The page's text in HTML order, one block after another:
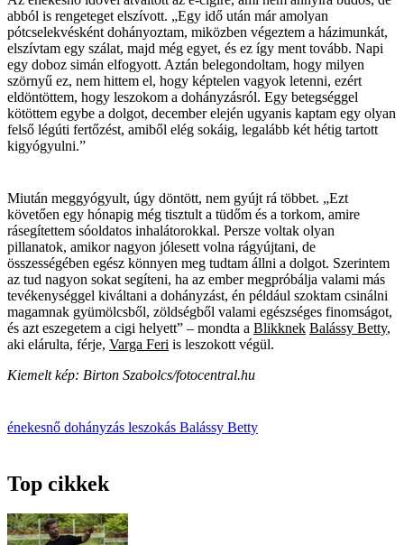
abból is rengeteget elszívott. „Egy idő után már amolyan
pótcselekvésként dohányoztam, miközben végeztem a házimunkát,
elszívtam egy szálat, majd még egyet, és ez így ment tovább. Napi
egy doboz simán elfogyott. Aztán belegondoltam, hogy milyen
szörnyű ez, nem hittem el, hogy képtelen vagyok letenni, ezért
eldöntöttem, hogy leszokom a dohányzásról. Egy betegséggel
kötöttem egybe a dolgot, december elején ugyanis kaptam egy olyan
felső légúti fertőzést, amiből elég sokáig, legalább két hétig tartott
kigyógyulni.”
Miután meggyógyult, úgy döntött, nem gyújt rá többet. „Ezt
követően egy hónapig még tisztult a tüdőm és a torkom, amire
rásegítettem sóoldatos inhalátorokkal. Persze voltak olyan
pillanatok, amikor nagyon jólesett volna rágyújtani, de
összességében egész könnyen meg tudtam állni a dolgot. Szerintem
az tud nagyon sokat segíteni, ha az ember megpróbálja valami más
tevékenységgel kiváltani a dohányzást, én például szoktam csinálni
magamnak gyümölcsből, zöldségből valami egészséges finomságot,
és azt eszegetem a cigi helyett” – mondta a Blikknek Balássy Betty,
aki elárulta, férje, Varga Feri is leszokott végül.
Kiemelt kép: Birton Szabolcs/fotocentral.hu
énekesnő dohányzás leszokás Balássy Betty
Top cikkek